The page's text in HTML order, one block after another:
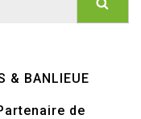
& BANLIEUE
de